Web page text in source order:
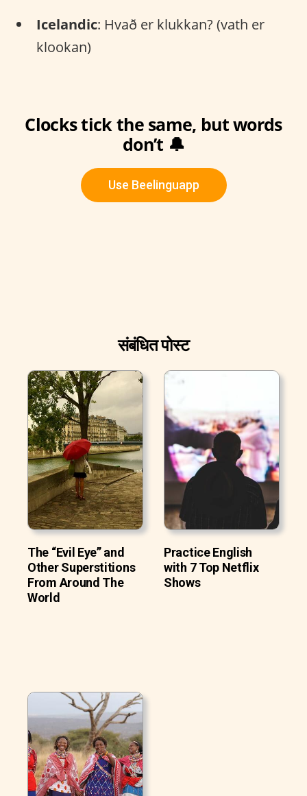
Icelandic: Hvað er klukkan? (vath er
klookan)
Clocks tick the same, but words
don’t 🔔
Use Beelinguapp
संबंधित पोस्ट
The “Evil Eye” and
Other Superstitions
From Around The
World
Practice English
with 7 Top Netflix
Shows